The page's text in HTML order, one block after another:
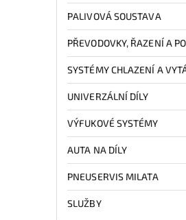
PALIVOVÁ SOUSTAVA
PŘEVODOVKY, ŘAZENÍ A
SYSTÉMY CHLAZENÍ A
UNIVERZÁLNÍ DÍLY
VÝFUKOVÉ SYSTÉMY
AUTA NA DÍLY
PNEUSERVIS MILATA
SLUŽBY